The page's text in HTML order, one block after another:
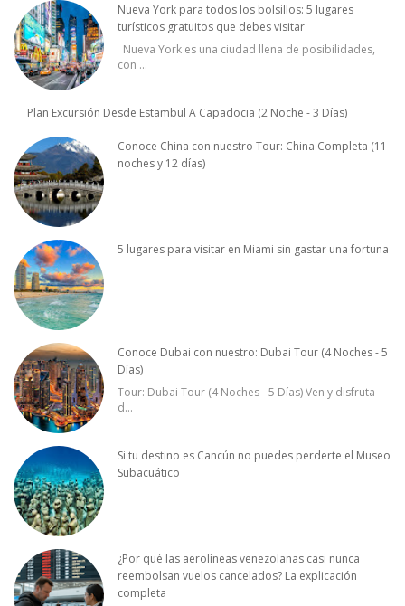
Nueva York para todos los bolsillos: 5 lugares
turísticos gratuitos que debes visitar
Nueva York es una ciudad llena de posibilidades,
con ...
Plan Excursión Desde Estambul A Capadocia (2 Noche - 3 Días)
Conoce China con nuestro Tour: China Completa (11
noches y 12 días)
5 lugares para visitar en Miami sin gastar una fortuna
Conoce Dubai con nuestro: Dubai Tour (4 Noches - 5
Días)
Tour: Dubai Tour (4 Noches - 5 Días) Ven y disfruta
d...
Si tu destino es Cancún no puedes perderte el Museo
Subacuático
¿Por qué las aerolíneas venezolanas casi nunca
reembolsan vuelos cancelados? La explicación
completa